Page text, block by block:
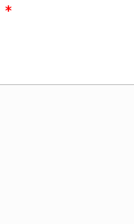
*